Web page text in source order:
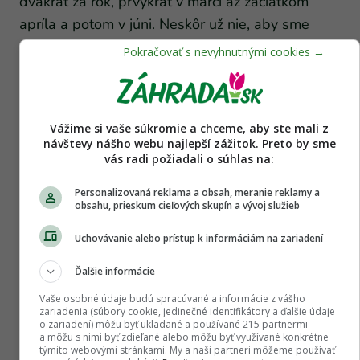
apríla a potom v júni. Neskôr už nie, aby sme
nepredlžovali sezónu rastu.
Odporúčam používať výluh zo zajačieho alebo
voškami v pomere 1 : 5 až 1 : 10. Funguje to
podobne, ako keď si robíme čaj zo zdravých
s larvičkami vošiek dáme do nádoby, zalejeme
vodou a necháme odležať 5 – 7 dní. Trus
môžeme nechať lúhovať aj mesiac.
Priemyselné hnojivá pôdu zasoľujú, preto radím
prírodné. Keď chýbajú mikroživiny, dajú sa doplniť
tekutým hnojením na list.
Vážime si vaše súkromie a chceme, aby ste mali z
návštevy nášho webu najlepší zážitok. Preto by sme
vás radi požiadali o súhlas na:
Personalizovaná reklama a obsah, meranie reklamy a
obsahu, prieskum cieľových skupín a vývoj služieb
Uchovávanie alebo prístup k informáciám na zariadení
Ďalšie informácie
Vaše osobné údaje budú spracúvané a informácie z vášho
zariadenia (súbory cookie, jedinečné identifikátory a ďalšie údaje
o zariadení) môžu byť ukladané a používané 215 partnermi
a môžu s nimi byť zdieľané alebo môžu byť využívané konkrétne
týmito webovými stránkami. My a naši partneri môžeme používať